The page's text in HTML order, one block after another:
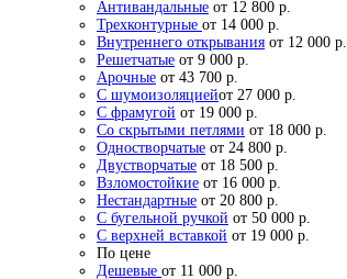
Антивандальные от 12 800 р.
Трехконтурные от 14 000 р.
Внутреннего открывания от 12 000 р.
Решетчатые от 9 000 р.
Арочные от 43 700 р.
С шумоизоляциейот 27 000 р.
С фрамугой от 19 000 р.
Со скрытыми петлями от 18 000 р.
Одностворчатые от 24 800 р.
Двустворчатые от 18 500 р.
Взломостойкие от 16 000 р.
Нестандартные от 20 800 р.
С бугельной ручкой от 50 000 р.
С верхней вставкой от 19 000 р.
По цене
Дешевые от 11 000 р.